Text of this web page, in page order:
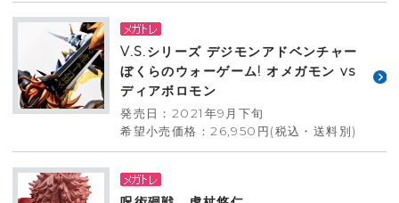
V.S.シリーズ デジモンアドベンチャー
ぼくらのウォーゲーム! オメガモン vs
ディアボロモン
発売日：2021年9月下旬
希望小売価格：26,950円(税込・送料別)